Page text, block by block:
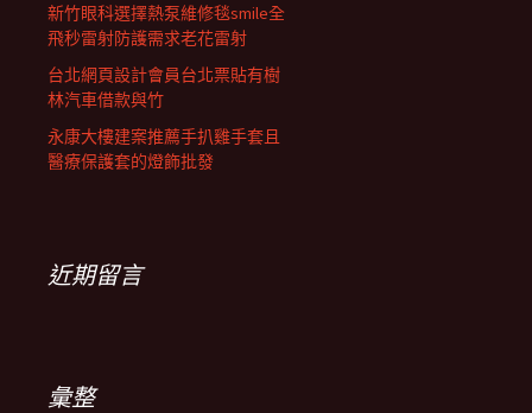
新竹眼科選擇熱泵維修毯smile全
飛秒雷射防護需求老花雷射
台北網頁設計會員台北票貼有樹
林汽車借款與竹
永康大樓建案推薦手扒雞手套且
醫療保護套的燈飾批發
近期留言
彙整